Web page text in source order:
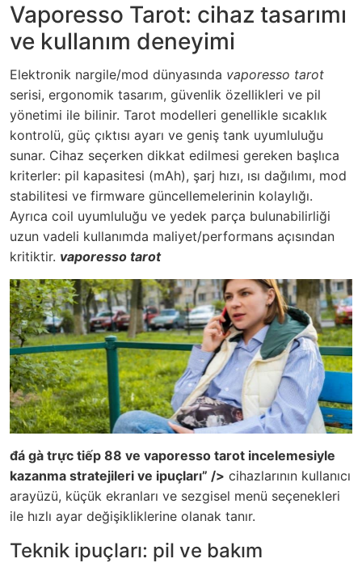
Vaporesso Tarot: cihaz tasarımı
ve kullanım deneyimi
Elektronik nargile/mod dünyasında vaporesso tarot
serisi, ergonomik tasarım, güvenlik özellikleri ve pil
yönetimi ile bilinir. Tarot modelleri genellikle sıcaklık
kontrolü, güç çıktısı ayarı ve geniş tank uyumluluğu
sunar. Cihaz seçerken dikkat edilmesi gereken başlıca
kriterler: pil kapasitesi (mAh), şarj hızı, ısı dağılımı, mod
stabilitesi ve firmware güncellemelerinin kolaylığı.
Ayrıca coil uyumluluğu ve yedek parça bulunabilirliği
uzun vadeli kullanımda maliyet/performans açısından
kritiktir. vaporesso tarot
đá gà trực tiếp 88 ve vaporesso tarot incelemesiyle
kazanma stratejileri ve ipuçları” /> cihazlarının kullanıcı
arayüzü, küçük ekranları ve sezgisel menü seçenekleri
ile hızlı ayar değişikliklerine olanak tanır.
Teknik ipuçları: pil ve bakım